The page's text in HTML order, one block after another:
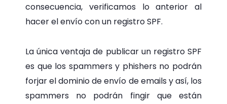
consecuencia, verificamos lo anterior al
hacer el envío con un registro SPF.
La única ventaja de publicar un registro SPF
es que los spammers y phishers no podrán
forjar el dominio de envío de emails y así, los
spammers no podrán fingir que están